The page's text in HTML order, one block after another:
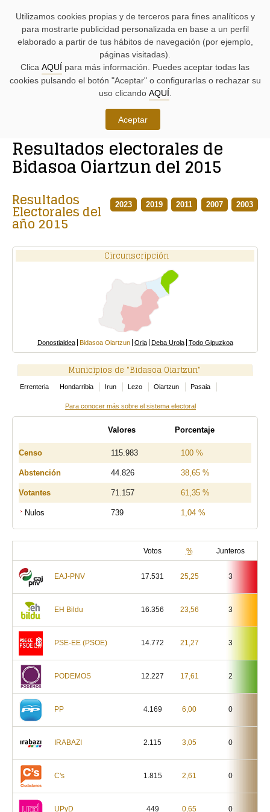
NAVEGACIÓN:
contenido.
parlamentaria.
parlamentarias.
MENÚS
PRINCIPAL
Conoce las Juntas Generales
ACCESO
ACTUAL
CONTENIDO
PRINCIPAL
DE
Resultados electorales de
Bidasoa Oiartzun del 2015
2003
2007
2011
2019
2023
Resultados
Electorales del
año 2015
Circunscripción
Donostialdea Bidasoa Oiartzun Oria Deba Urola Todo Gipuzkoa
Municipios de "Bidasoa Oiartzun"
Errenteria Hondarribia Irun Lezo Oiartzun Pasaia
Para conocer más sobre el sistema electoral
Valores Porcentaje
Censo 115.983 100 %
Abstención 44.826 38,65 %
Votantes 71.157 61,35 %
Nulos 739 1,04 %
Votos % Junteros
EAJ-PNV 17.531 25,25 3
EH Bildu 16.356 23,56 3
PSE-EE (PSOE) 14.772 21,27 3
PODEMOS 12.227 17,61 2
PP 4.169 6,00 0
IRABAZI 2.115 3,05 0
C's 1.815 2,61 0
UPyD 449 0,65 0
Utilizamos cookies propias y de terceros para fines analíticos y
para mostrarte publicidad personalizada en base a un perfil
elaborado a partir de tus hábitos de navegación (por ejemplo,
páginas visitadas).
Clica AQUÍ para más información. Puedes aceptar todas las
cookies pulsando el botón "Aceptar" o configurarlas o rechazar su
uso clicando AQUÍ
Aceptar